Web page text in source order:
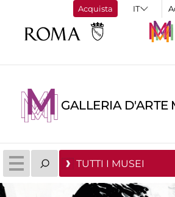
Acquista
GALLERIA D'ARTE
TUTTI I MUSEI